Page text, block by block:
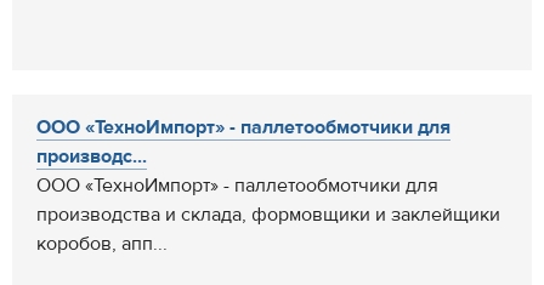
ООО «ТехноИмпорт» - паллетообмотчики для
производс...
ООО «ТехноИмпорт» - паллетообмотчики для
производства и склада, формовщики и заклейщики
коробов, апп...